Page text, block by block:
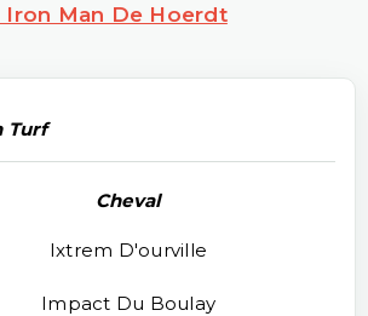
Iron Man De Hoerdt
Turf
Cheval
Ixtrem D'ourville
Impact Du Boulay